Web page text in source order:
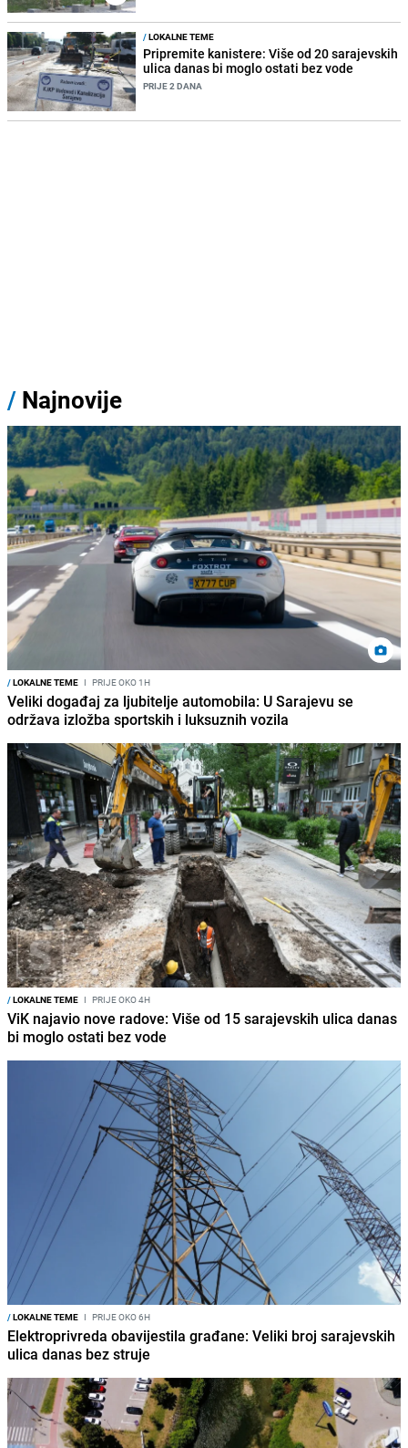
/LOKALNE TEME
Pripremite kanistere: Više od 20 sarajevskih
ulica danas bi moglo ostati bez vode
PRIJE 2 DANA
/ Najnovije
/LOKALNE TEME I PRIJE OKO 1H
Veliki događaj za ljubitelje automobila: U Sarajevu se
održava izložba sportskih i luksuznih vozila
/LOKALNE TEME I PRIJE OKO 4H
ViK najavio nove radove: Više od 15 sarajevskih ulica danas
bi moglo ostati bez vode
/LOKALNE TEME I PRIJE OKO 6H
Elektroprivreda obavijestila građane: Veliki broj sarajevskih
ulica danas bez struje